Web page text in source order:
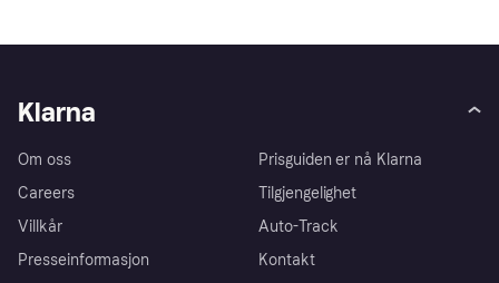
Klarna
Om oss
Careers
Villkår
Presseinformasjon
Prisguiden er nå Klarna
Tilgjengelighet
Auto-Track
Kontakt